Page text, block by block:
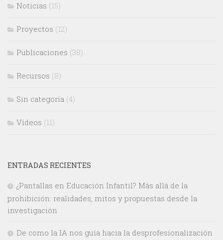
Noticias (15)
Proyectos (12)
Publicaciones (38)
Recursos (8)
Sin categoría (4)
Vídeos (11)
ENTRADAS RECIENTES
¿Pantallas en Educación Infantil? Más allá de la
prohibición: realidades, mitos y propuestas desde la
investigación
De como la IA nos guía hacia la desprofesionalización